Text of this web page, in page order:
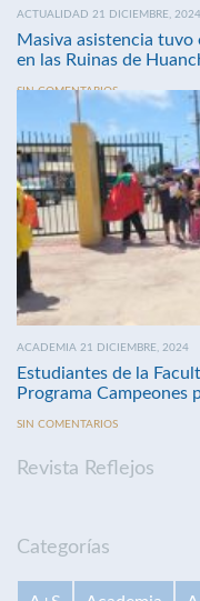
ACTUALIDAD 21 DICIEMBRE, 2024
Masiva asistencia
en las Ruinas de
SIN COMENTARIOS
ACADEMIA 21 DICIEMBRE, 2024
Estudiantes de la
Programa Campeones
SIN COMENTARIOS
Revista Reflejos
Categorías